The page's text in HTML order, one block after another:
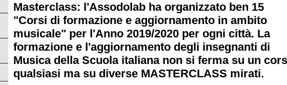
Masterclass: l'Assodolab ha organizzato ben 15
"Corsi di formazione e aggiornamento in ambito
musicale" per l'Anno 2019/2020 per ogni città. La
formazione e l'aggiornamento degli insegnanti di
Musica della Scuola italiana non si ferma su un
qualsiasi ma su diverse MASTERCLASS mirati.